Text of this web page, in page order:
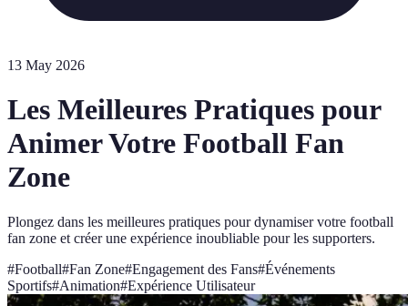
13 May 2026
Les Meilleures Pratiques pour
Animer Votre Football Fan
Zone
Plongez dans les meilleures pratiques pour dynamiser votre football
fan zone et créer une expérience inoubliable pour les supporters.
#Football#Fan Zone#Engagement des Fans#Événements
Sportifs#Animation#Expérience Utilisateur